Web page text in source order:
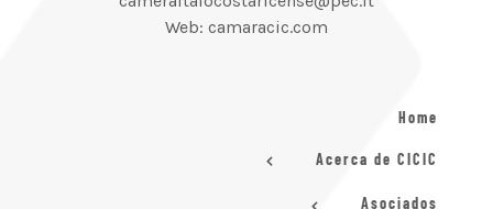
Web: camaracic.com
Home
Acerca de CICIC
Asociados